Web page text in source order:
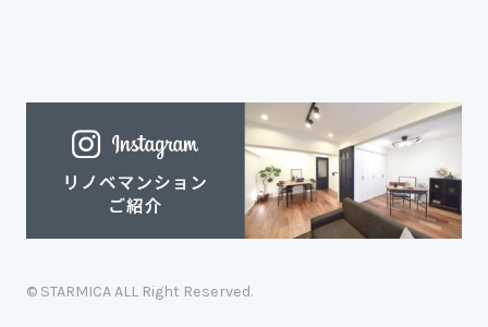
© STARMICA ALL Right Reserved.